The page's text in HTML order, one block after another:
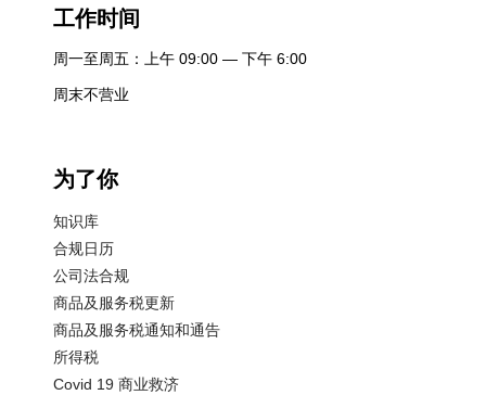
工作时间
周一至周五：上午 09:00 — 下午 6:00
周末不营业
为了你
知识库
合规日历
公司法合规
商品及服务税更新
商品及服务税通知和通告
所得税
Covid 19 商业救济